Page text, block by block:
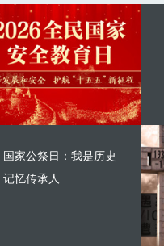
国家公祭日：我是历史
记忆传承人